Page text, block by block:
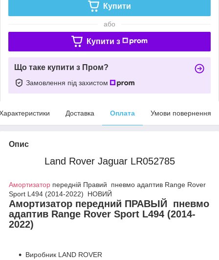
Купити
або
Купити з
Що таке купити з Пром?
Замовлення під захистом
Доставка Оплата Умови повернення
Опис
Land Rover Jaguar LR052785
Амортизатор передній Правий пневмо адаптив Range Rover
Sport L494 (2014-2022) НОВИЙ
Амортизатор передний ПРАВЫЙ пневмо
адаптив Range Rover Sport L494 (2014-
2022)
Виробник LAND ROVER